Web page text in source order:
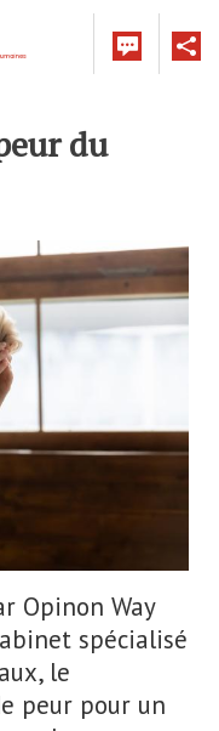
du
Opinon Way
spécialisé
le
peur pour un